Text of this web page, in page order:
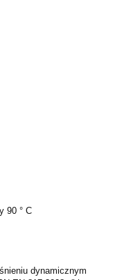
90 ° C
dynamicznym